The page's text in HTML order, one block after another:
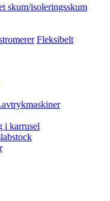
skum/isoleringsskum
Fleksibelt
i karrusel